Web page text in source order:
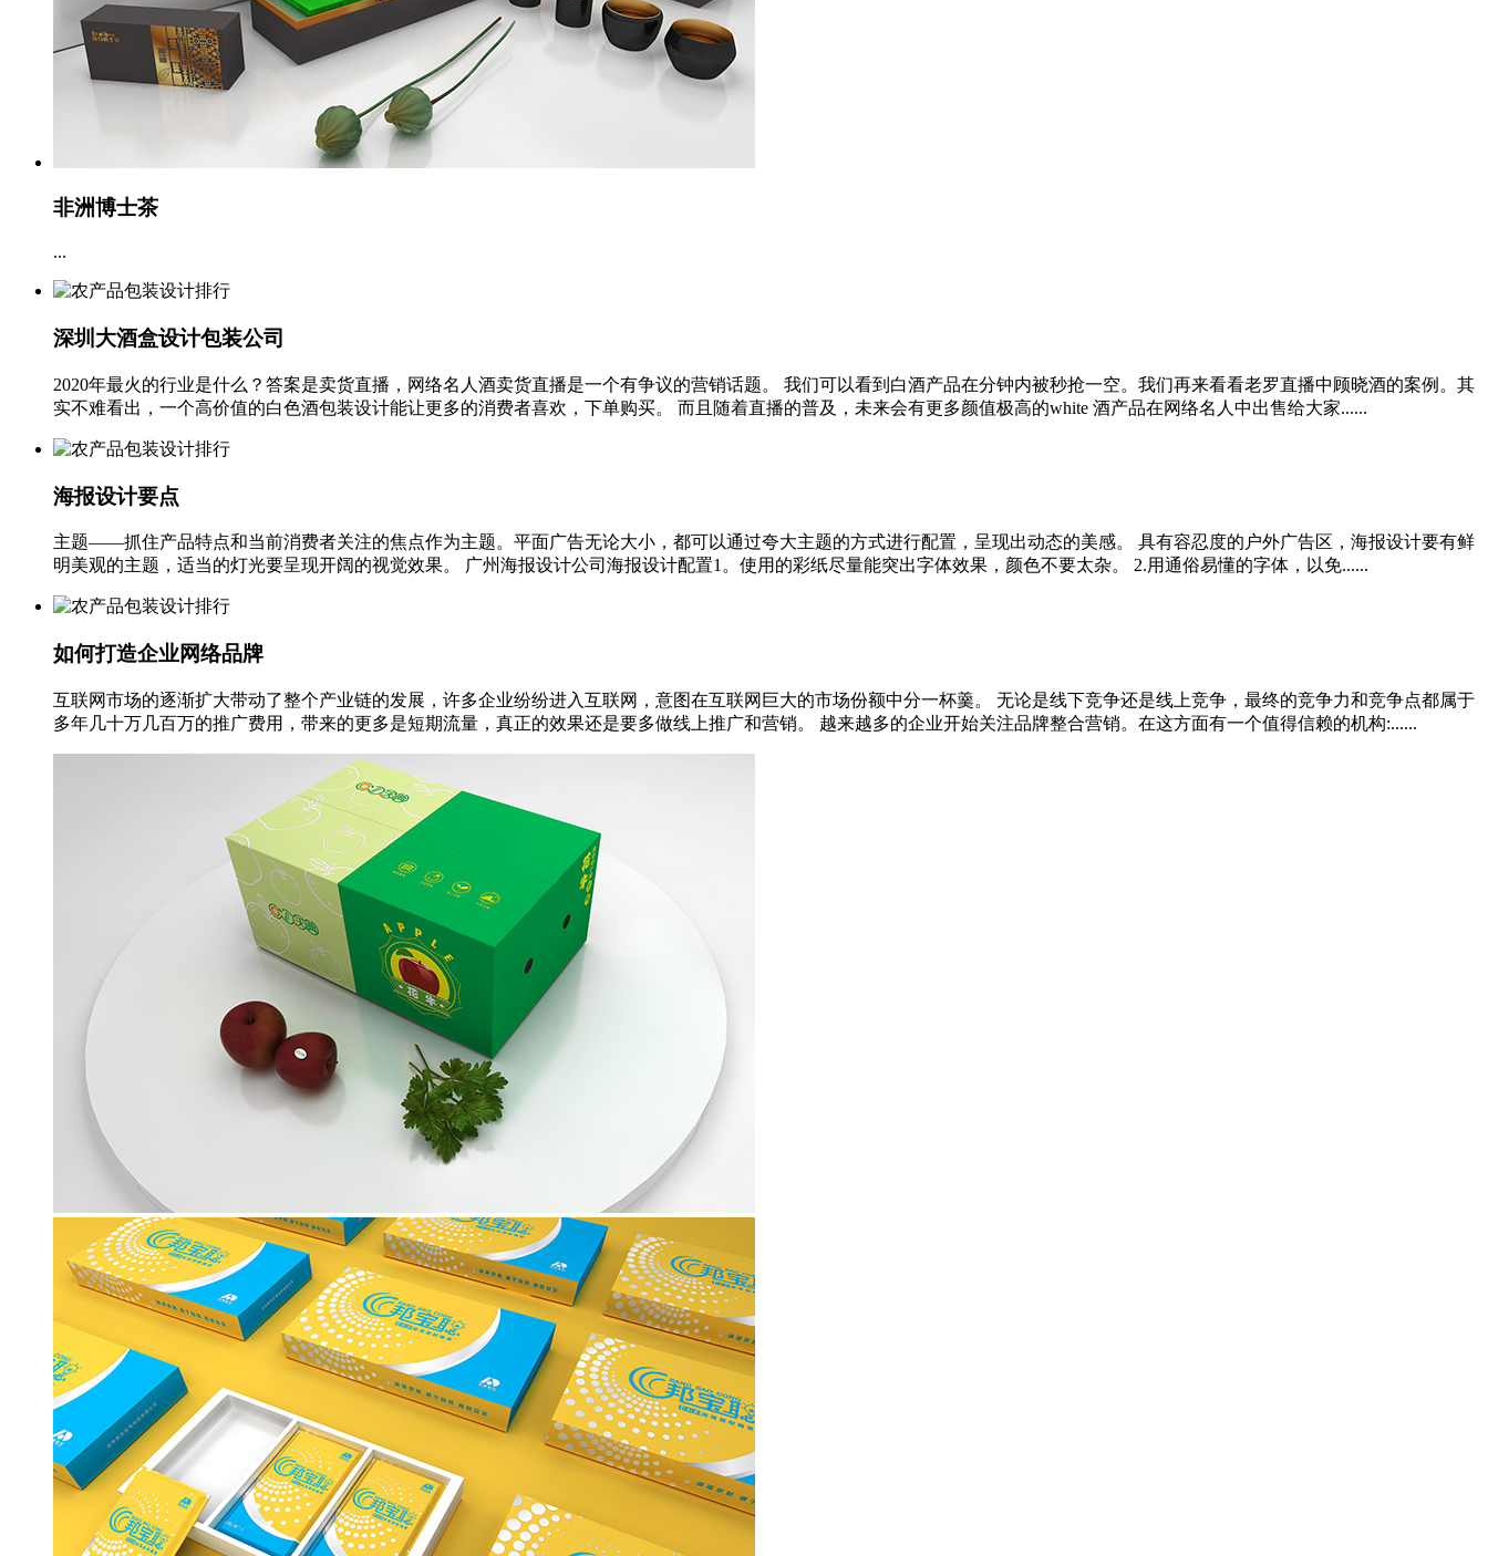
非洲博士茶
...
深圳大酒盒设计包装公司
2020年最火的行业是什么？答案是卖货直播，网络名人酒卖货直播是一个有争议的营销话题。 我们可以看到白酒产品在分钟内被秒抢一空。我们再来看看老罗直播中顾晓酒的案例。其
实不难看出，一个高价值的白色酒包装设计能让更多的消费者喜欢，下单购买。 而且随着直播的普及，未来会有更多颜值极高的white 酒产品在网络名人中出售给大家......
海报设计要点
主题——抓住产品特点和当前消费者关注的焦点作为主题。平面广告无论大小，都可以通过夸大主题的方式进行配置，呈现出动态的美感。 具有容忍度的户外广告区，海报设计要有鲜
明美观的主题，适当的灯光要呈现开阔的视觉效果。 广州海报设计公司海报设计配置1。使用的彩纸尽量能突出字体效果，颜色不要太杂。 2.用通俗易懂的字体，以免......
如何打造企业网络品牌
互联网市场的逐渐扩大带动了整个产业链的发展，许多企业纷纷进入互联网，意图在互联网巨大的市场份额中分一杯羹。 无论是线下竞争还是线上竞争，最终的竞争力和竞争点都属于
多年几十万几百万的推广费用，带来的更多是短期流量，真正的效果还是要多做线上推广和营销。 越来越多的企业开始关注品牌整合营销。在这方面有一个值得信赖的机构:......